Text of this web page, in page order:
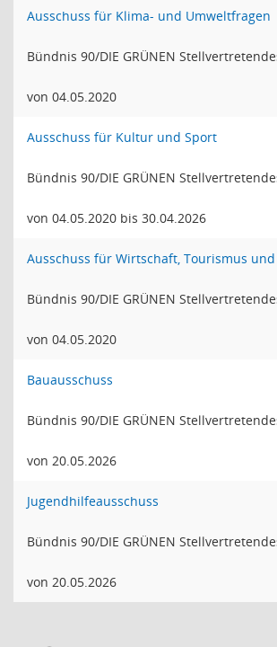
Ausschuss für Klima- und Umweltfragen
Bündnis 90/DIE GRÜNEN
von 04.05.2020
Ausschuss für Kultur und Sport
Bündnis 90/DIE GRÜNEN
von 04.05.2020 bis 30.04.2026
Ausschuss für Wirtschaft, Tourismus
Bündnis 90/DIE GRÜNEN
von 04.05.2020
Bauausschuss
Bündnis 90/DIE GRÜNEN
von 20.05.2026
Jugendhilfeausschuss
Bündnis 90/DIE GRÜNEN
von 20.05.2026